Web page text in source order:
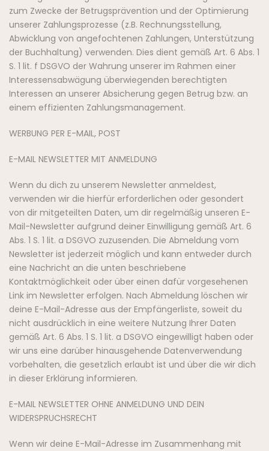
zum Zwecke der Betrugsprävention und der Optimierung
unserer Zahlungsprozesse (z.B. Rechnungsstellung,
Abwicklung von angefochtenen Zahlungen, Unterstützung
der Buchhaltung) verwenden. Dies dient gemäß Art. 6 Abs. 1
S. 1 lit. f DSGVO der Wahrung unserer im Rahmen einer
Interessensabwägung überwiegenden berechtigten
Interessen an unserer Absicherung gegen Betrug bzw. an
einem effizienten Zahlungsmanagement.
WERBUNG PER E-MAIL, POST
E-MAIL NEWSLETTER MIT ANMELDUNG
Wenn du dich zu unserem Newsletter anmeldest,
verwenden wir die hierfür erforderlichen oder gesondert
von dir mitgeteilten Daten, um dir regelmäßig unseren E-
Mail-Newsletter aufgrund deiner Einwilligung gemäß Art. 6
Abs. 1 S. 1 lit. a DSGVO zuzusenden. Die Abmeldung vom
Newsletter ist jederzeit möglich und kann entweder durch
eine Nachricht an die unten beschriebene
Kontaktmöglichkeit oder über einen dafür vorgesehenen
Link im Newsletter erfolgen. Nach Abmeldung löschen wir
deine E-Mail-Adresse aus der Empfängerliste, soweit du
nicht ausdrücklich in eine weitere Nutzung Ihrer Daten
gemäß Art. 6 Abs. 1 S. 1 lit. a DSGVO eingewilligt haben oder
wir uns eine darüber hinausgehende Datenverwendung
vorbehalten, die gesetzlich erlaubt ist und über die wir dich
in dieser Erklärung informieren.
E-MAIL NEWSLETTER OHNE ANMELDUNG UND DEIN
WIDERSPRUCHSRECHT
Wenn wir deine E-Mail-Adresse im Zusammenhang mit